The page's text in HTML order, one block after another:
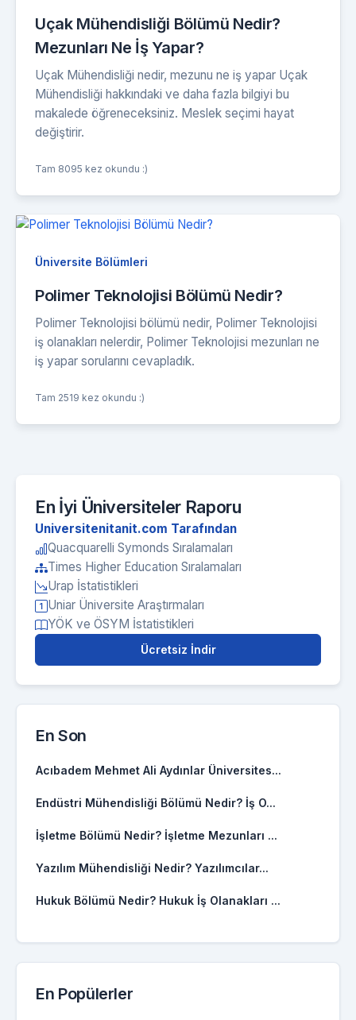
Uçak Mühendisliği Bölümü Nedir?
Mezunları Ne İş Yapar?
Uçak Mühendisliği nedir, mezunu ne iş yapar Uçak
Mühendisliği hakkındaki ve daha fazla bilgiyi bu
makalede öğreneceksiniz. Meslek seçimi hayat
değiştirir.
Tam 8095 kez okundu :)
Üniversite Bölümleri
Polimer Teknolojisi Bölümü Nedir?
Polimer Teknolojisi bölümü nedir, Polimer Teknolojisi
iş olanakları nelerdir, Polimer Teknolojisi mezunları ne
iş yapar sorularını cevapladık.
Tam 2519 kez okundu :)
En İyi Üniversiteler Raporu
Universitenitanit.com Tarafından
Quacquarelli Symonds Sıralamaları
Times Higher Education Sıralamaları
Urap İstatistikleri
Uniar Üniversite Araştırmaları
YÖK ve ÖSYM İstatistikleri
Ücretsiz İndir
En Son
Acıbadem Mehmet Ali Aydınlar Üniversites...
Endüstri Mühendisliği Bölümü Nedir? İş O...
İşletme Bölümü Nedir? İşletme Mezunları ...
Yazılım Mühendisliği Nedir? Yazılımcılar...
Hukuk Bölümü Nedir? Hukuk İş Olanakları ...
En Popülerler